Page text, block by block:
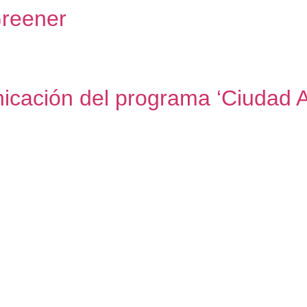
del programa ‘Ciudad
Amable’ 2023 Contar el proyecto a la ciudadanía El